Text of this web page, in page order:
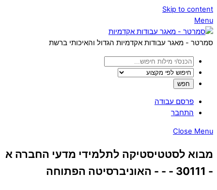
Skip to content
Menu
סמרטר - מאגר עבודות אקדמיות הגדול והאיכותי ברשת
פרסם עבודה
התחבר
Close Menu
מבוא לסטטיסטיקה לתלמידי מדעי החברה א
- 30111 - - - האוניברסיטה הפתוחה